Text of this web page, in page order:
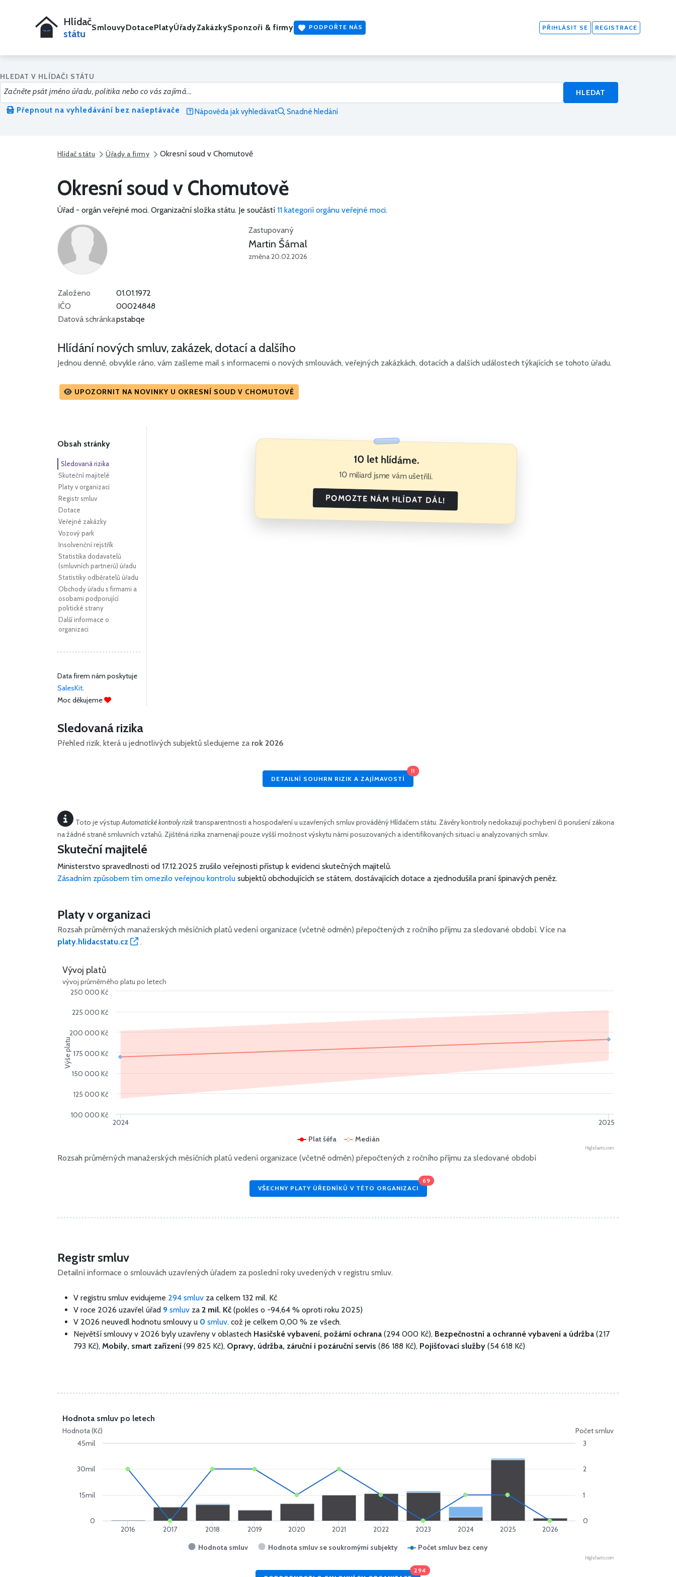
Hlídač
státu
SmlouvyDotacePlatyÚřadyZakázkySponzoři & firmy PODPOŘTE NÁS PŘIHLÁSIT SE REGISTRACE
HLEDAT V HLÍDAČI STÁTU
HLEDAT
Přepnout na vyhledávání bez našeptávače
Nápověda jak vyhledávat Snadné hledání
Hlídač státu Úřady a firmy Okresní soud v Chomutově
Okresní soud v Chomutově
Úřad - orgán veřejné moci. Organizační složka státu. Je součástí 11 kategorií orgánu veřejné moci.
Zastupovaný
Martin Šámal
změna 20.02.2026
Založeno
01.01.1972
IČO
00024848
Datová schránkapstabqe
Hlídání nových smluv, zakázek, dotací a dalšího
Jednou denně, obvykle ráno, vám zašleme mail s informacemi o nových smlouvách, veřejných zakázkách, dotacích a dalších událostech týkajících se tohoto úřadu.
UPOZORNIT NA NOVINKY U OKRESNÍ SOUD V CHOMUTOVĚ
Obsah stránky
Sledovaná rizika
Skuteční majitelé
Platy v organizaci
Registr smluv
Dotace
Veřejné zakázky
Vozový park
Insolvenční rejstřík
Statistika dodavatelů
(smluvních partnerů) úřadu
Statistiky odběratelů úřadu
Obchody úřadu s firmami a
osobami podporující
politické strany
Další informace o
organizaci
Data firem nám poskytuje
SalesKit.
Moc děkujeme
10 let hlídáme.
10 miliard jsme vám ušetřili.
POMOZTE NÁM HLÍDAT DÁL!
Sledovaná rizika
Přehled rizik, která u jednotlivých subjektů sledujeme za rok 2026
DETAILNÍ SOUHRN RIZIK A ZAJÍMAVOSTÍ
!!
Toto je výstupAutomatické kontroly riziktransparentnosti a hospodaření u uzavřených smluv prováděný Hlídačem státu. Závěry kontroly nedokazují pochybení či porušení zákona
na žádné straně smluvních vztahů. Zjištěná rizika znamenají pouze vyšší možnost výskytu námi posuzovaných a identifikovaných situací u analyzovaných smluv.
Skuteční majitelé
Ministerstvo spravedlnosti od 17.12.2025 zrušilo veřejnosti přístup k evidenci skutečných majitelů.
Zásadním způsobem tím omezilo veřejnou kontrolu subjektů obchodujících se státem, dostávajících dotace a zjednodušila praní špinavých peněz.
Platy v organizaci
Rozsah průměrných manažerských měsíčních platů vedení organizace (včetně odměn) přepočtených z ročního příjmu za sledované období. Více na
platy.hlidacstatu.cz
.
Výše platu
Vývoj platů
vývoj průměrného platu po letech
Plat šéfa Medián
2024 2025
100 000 Kč
125 000 Kč
150 000 Kč
175 000 Kč
200 000 Kč
225 000 Kč
250 000 Kč
Highcharts.com
Rozsah průměrných manažerských měsíčních platů vedení organizace (včetně odměn) přepočtených z ročního příjmu za sledované období
VŠECHNY PLATY ÚŘEDNÍKŮ V TÉTO ORGANIZACI
69
Registr smluv
Detailní informace o smlouvách uzavřených úřadem za poslední roky uvedených v registru smluv.
V registru smluv evidujeme 294 smluv za celkem 132 mil. Kč
V roce 2026 uzavřel úřad 9 smluv za 2 mil. Kč (pokles o -94,64 % oproti roku 2025)
V 2026 neuvedl hodnotu smlouvy u 0 smluv, což je celkem 0,00 % ze všech.
Největší smlouvy v 2026 byly uzavřeny v oblastech Hasičské vybavení, požární ochrana (294 000 Kč), Bezpečnostní a ochranné vybavení a údržba (217
793 Kč), Mobily, smart zařízení (99 825 Kč), Opravy, údržba, záruční i pozáruční servis (86 188 Kč), Pojišťovací služby (54 618 Kč)
Hodnota (Kč) Počet smluv
Hodnota smluv po letech
Hodnota smluv Hodnota smluv se soukromými subjekty Počet smluv bez ceny
2016 2017 2018 2019 2020 2021 2022 2023 2024 2025 2026
0
15mil
30mil
45mil
0
1
2
3
Highcharts.com
294